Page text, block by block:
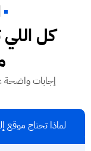
كل
إجابات واضحة
لماذا تحتاج موقع